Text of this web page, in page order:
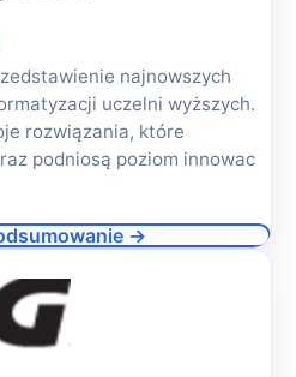
najnowszych
uczelni wyższych.
rozwiązania, które
podniosą poziom innowac
→